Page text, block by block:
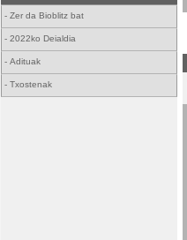
- Zer da Bioblitz bat
- 2022ko Deialdia
- Adituak
- Txostenak